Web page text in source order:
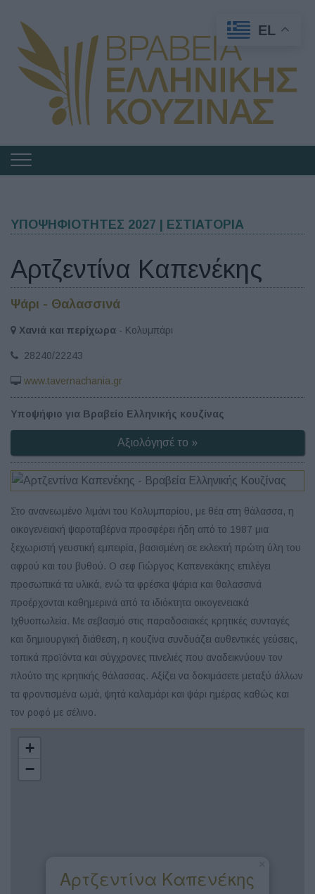
Πλοήγηση
Ελληνικής
ΥΠΟΨΗΦΙΟΤΗΤΕΣ 2027 | ΕΣΤΙΑΤΟΡΙΑ
Αρτζεντίνα Καπενέκης
Ψάρι - Θαλασσινά
Χανιά και περίχωρα - Κολυμπάρι
28240/22243
www.tavernachania.gr
Υποψήφιο για Βραβείο Ελληνικής κουζίνας
Αξιολόγησέ το »
Στο ανανεωμένο λιμάνι του Κολυμπαρίου, με θέα στη θάλασσα, η
οικογενειακή ψαροταβέρνα προσφέρει ήδη από το 1987 μια
ξεχωριστή γευστική εμπειρία, βασισμένη σε εκλεκτή πρώτη ύλη του
αφρού και του βυθού. Ο σεφ Γιώργος Καπενεκάκης επιλέγει
προσωπικά τα υλικά, ενώ τα φρέσκα ψάρια και θαλασσινά
προέρχονται καθημερινά από τα ιδιόκτητα οικογενειακά
Ιχθυοπωλεία. Με σεβασμό στις παραδοσιακές κρητικές συνταγές
και δημιουργική διάθεση, η κουζίνα συνδυάζει αυθεντικές γεύσεις,
τοπικά προϊόντα και σύγχρονες πινελιές που αναδεικνύουν τον
πλούτο της κρητικής θάλασσας. Αξίζει να δοκιμάσετε μεταξύ άλλων
τα φροντισμένα ωμά, ψητά καλαμάρι και ψάρι ημέρας καθώς και
τον ροφό με σέλινο.
Αρτζεντίνα Καπενέκης
+
−
EL